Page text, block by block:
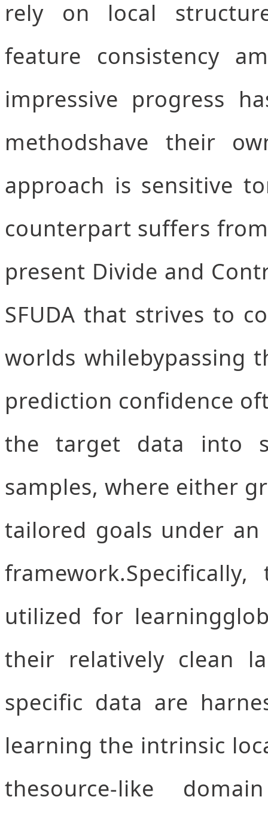
rely on local
feature consistency
impressive progress
methodshave their
approach is sensitive
counterpart suffers
present Divide and
SFUDA that strives to
worlds whilebypassing
prediction confidence
the target data into
samples, where either
tailored goals under
utilized for
their relatively clean
specific data are
learning the intrinsic
thesource-like